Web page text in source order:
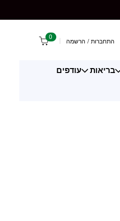
התחברות / הרשמה 0
בריאות
עודפים